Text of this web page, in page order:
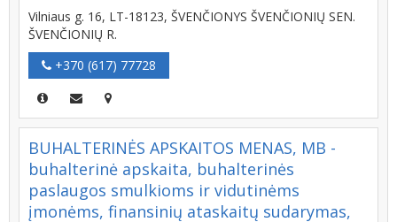
Vilniaus g. 16, LT-18123, ŠVENČIONYS ŠVENČIONIŲ SEN.
ŠVENČIONIŲ R.
+370 (617) 77728
BUHALTERINĖS APSKAITOS MENAS, MB -
buhalterinė apskaita, buhalterinės
paslaugos smulkioms ir vidutinėms
įmonėms, finansinių ataskaitų sudarymas,